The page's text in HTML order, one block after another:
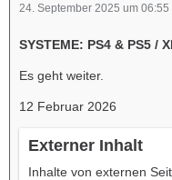
24. September 2025 um 06:55
SYSTEME: PS4 & PS5 /
Es geht weiter.
12 Februar 2026
Externer Inhalt
Inhalte von externen